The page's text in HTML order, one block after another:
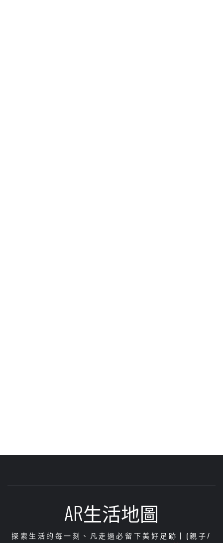
AR生活地圖
探索生活的每一刻、凡走過必留下美好足跡┃(親子/